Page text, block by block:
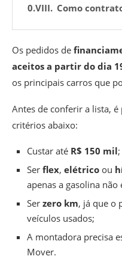
Como
Os pedidos de
aceitos a partir do dia
os principais carros que
Antes de conferir a lista,
critérios abaixo:
Custar até R$ 150 mil;
Ser flex, elétrico ou
apenas a gasolina
Ser zero km, já que o
veículos usados;
A montadora precisa
Mover.